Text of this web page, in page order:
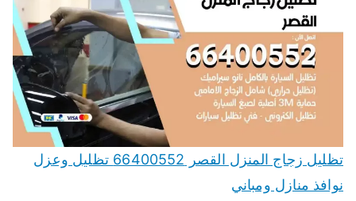
تظليل زجاج المنزل القصر 66400552 تظليل وعزل
نوافذ منازل ومباني